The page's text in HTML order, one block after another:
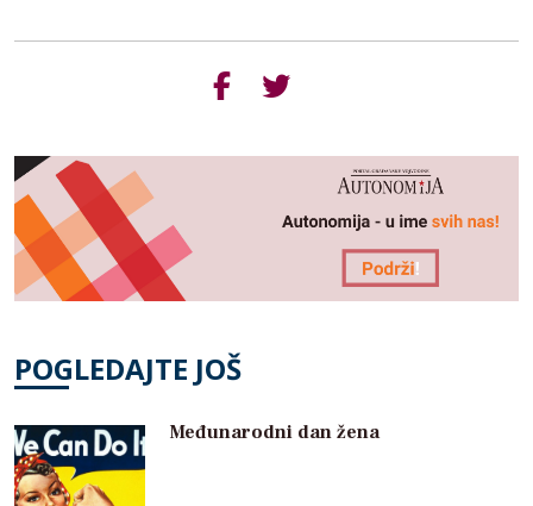
POGLEDAJTE JOŠ
Međunarodni dan žena